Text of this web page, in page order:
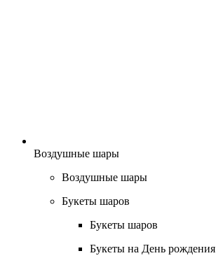
Воздушные шары
Воздушные шары
Букеты шаров
Букеты шаров
Букеты на День рождения